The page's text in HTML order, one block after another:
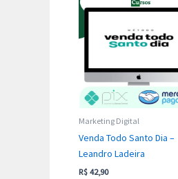
Marketing Digital
Venda Todo Santo Dia –
Leandro Ladeira
R$ 42,90